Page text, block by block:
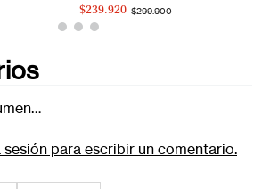
$239.920 $299.900
sesión para escribir un comentario.